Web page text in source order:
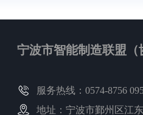
宁波市智能制造联盟（
服务热线：0574-8756
地址：宁波市鄞州区江